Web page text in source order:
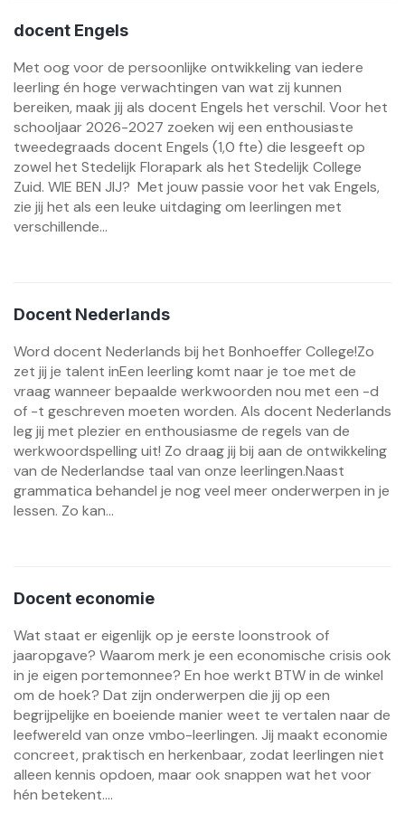
docent Engels
Met oog voor de persoonlijke ontwikkeling van iedere
leerling én hoge verwachtingen van wat zij kunnen
bereiken, maak jij als docent Engels het verschil. Voor het
schooljaar 2026-2027 zoeken wij een enthousiaste
tweedegraads docent Engels (1,0 fte) die lesgeeft op
zowel het Stedelijk Florapark als het Stedelijk College
Zuid. WIE BEN JIJ? Met jouw passie voor het vak Engels,
zie jij het als een leuke uitdaging om leerlingen met
verschillende...
Docent Nederlands
Word docent Nederlands bij het Bonhoeffer College!Zo
zet jij je talent inEen leerling komt naar je toe met de
vraag wanneer bepaalde werkwoorden nou met een -d
of -t geschreven moeten worden. Als docent Nederlands
leg jij met plezier en enthousiasme de regels van de
werkwoordspelling uit! Zo draag jij bij aan de ontwikkeling
van de Nederlandse taal van onze leerlingen.Naast
grammatica behandel je nog veel meer onderwerpen in je
lessen. Zo kan...
Docent economie
Wat staat er eigenlijk op je eerste loonstrook of
jaaropgave? Waarom merk je een economische crisis ook
in je eigen portemonnee? En hoe werkt BTW in de winkel
om de hoek? Dat zijn onderwerpen die jij op een
begrijpelijke en boeiende manier weet te vertalen naar de
leefwereld van onze vmbo-leerlingen. Jij maakt economie
concreet, praktisch en herkenbaar, zodat leerlingen niet
alleen kennis opdoen, maar ook snappen wat het voor
hén betekent....